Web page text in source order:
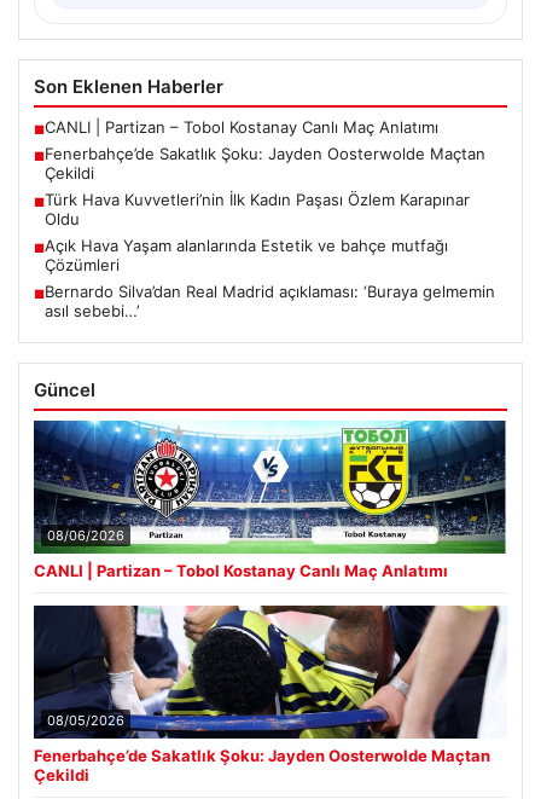
Son Eklenen Haberler
■CANLI | Partizan – Tobol Kostanay Canlı Maç Anlatımı
■Fenerbahçe’de Sakatlık Şoku: Jayden Oosterwolde Maçtan
Çekildi
■Türk Hava Kuvvetleri’nin İlk Kadın Paşası Özlem Karapınar
Oldu
■Açık Hava Yaşam alanlarında Estetik ve bahçe mutfağı
Çözümleri
■Bernardo Silva’dan Real Madrid açıklaması: ‘Buraya gelmemin
asıl sebebi…’
Güncel
08/06/2026
CANLI | Partizan – Tobol Kostanay Canlı Maç Anlatımı
08/05/2026
Fenerbahçe’de Sakatlık Şoku: Jayden Oosterwolde Maçtan
Çekildi